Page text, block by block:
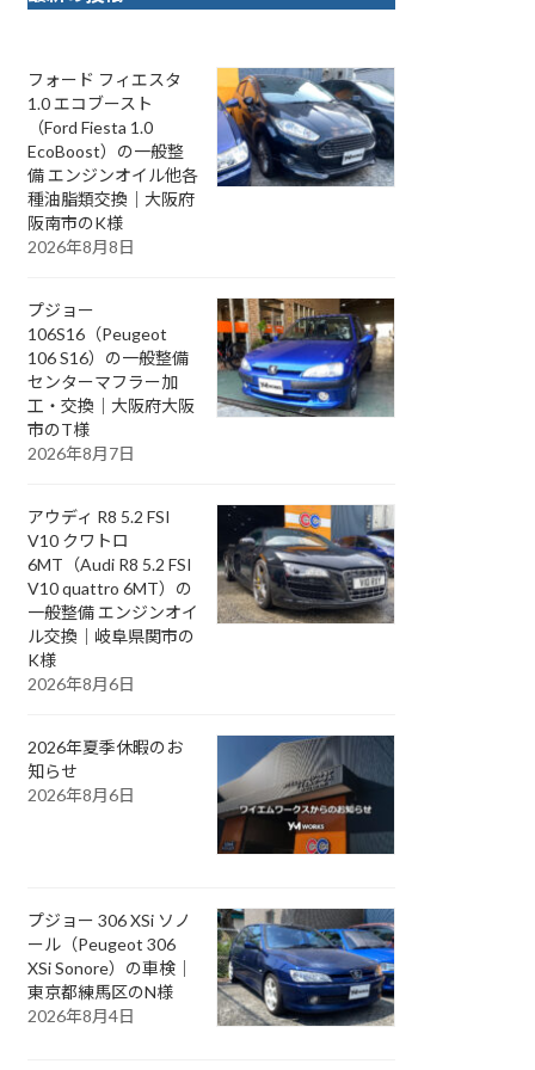
フォード フィエスタ
1.0 エコブースト
（Ford Fiesta 1.0
EcoBoost）の一般整
備 エンジンオイル他各
種油脂類交換｜大阪府
阪南市のK様
2026年8月8日
プジョー
106S16（Peugeot
106 S16）の一般整備
センターマフラー加
工・交換｜大阪府大阪
市のT様
2026年8月7日
アウディ R8 5.2 FSI
V10 クワトロ
6MT（Audi R8 5.2 FSI
V10 quattro 6MT）の
一般整備 エンジンオイ
ル交換｜岐阜県関市の
K様
2026年8月6日
2026年夏季休暇のお
知らせ
2026年8月6日
プジョー 306 XSi ソノ
ール（Peugeot 306
XSi Sonore）の車検｜
東京都練馬区のN様
2026年8月4日